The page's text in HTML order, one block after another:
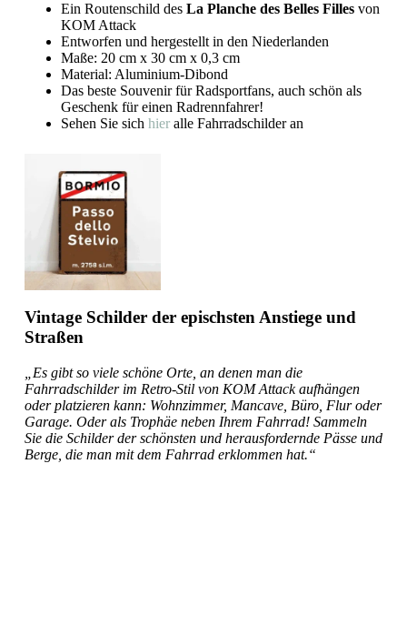
Ein Routenschild des La Planche des Belles Filles von
KOM Attack
Entworfen und hergestellt in den Niederlanden
Maße: 20 cm x 30 cm x 0,3 cm
Material: Aluminium-Dibond
Das beste Souvenir für Radsportfans, auch schön als
Geschenk für einen Radrennfahrer!
Sehen Sie sich hieralle Fahrradschilder an
Vintage Schilder der epischsten Anstiege und
Straßen
„Es gibt so viele schöne Orte, an denen man die
Fahrradschilder im Retro-Stil von KOM Attack aufhängen
oder platzieren kann: Wohnzimmer, Mancave, Büro, Flur oder
Garage. Oder als Trophäe neben Ihrem Fahrrad! Sammeln
Sie die Schilder der schönsten und herausfordernde Pässe und
Berge, die man mit dem Fahrrad erklommen hat.“